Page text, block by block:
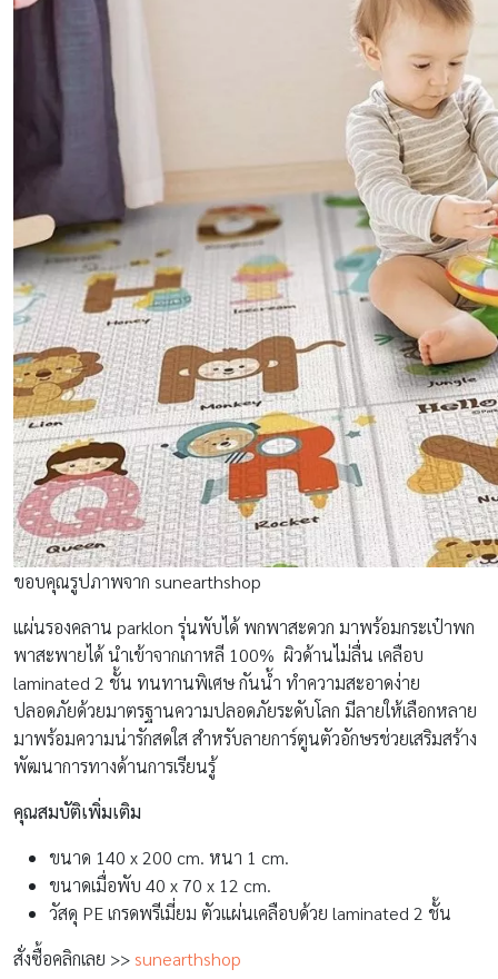
ขอบคุณรูปภาพจาก sunearthshop
แผ่นรองคลาน parklon รุ่นพับได้ พกพาสะดวก มาพร้อมกระเป๋าพก
พาสะพายได้ นำเข้าจากเกาหลี 100% ผิวด้านไม่ลื่น เคลือบ
laminated 2 ชั้น ทนทานพิเศษ กันน้ำ ทำความสะอาดง่าย
ปลอดภัยด้วยมาตรฐานความปลอดภัยระดับโลก มีลายให้เลือกหลาย
มาพร้อมความน่ารักสดใส สำหรับลายการ์ตูนตัวอักษรช่วยเสริมสร้าง
พัฒนาการทางด้านการเรียนรู้
คุณสมบัติเพิ่มเติม
ขนาด 140 x 200 cm. หนา 1 cm.
ขนาดเมื่อพับ 40 x 70 x 12 cm.
วัสดุ PE เกรดพรีเมี่ยม ตัวแผ่นเคลือบด้วย laminated 2 ชั้น
สั่งซื้อคลิกเลย >> sunearthshop